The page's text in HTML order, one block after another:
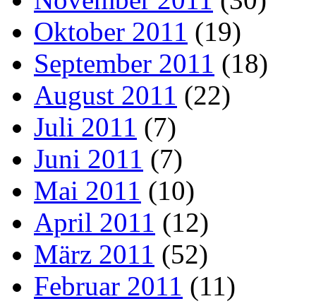
Oktober 2011 (19)
September 2011 (18)
August 2011 (22)
Juli 2011 (7)
Juni 2011 (7)
Mai 2011 (10)
April 2011 (12)
März 2011 (52)
Februar 2011 (11)